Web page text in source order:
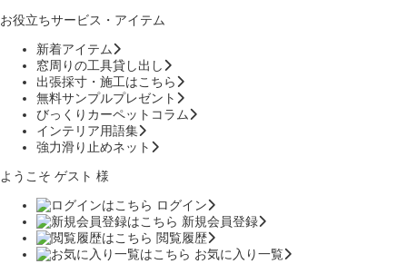
お役立ちサービス・アイテム
新着アイテム
窓周りの工具貸し出し
出張採寸・施工はこちら
無料サンプルプレゼント
びっくりカーペットコラム
インテリア用語集
強力滑り止めネット
ようこそ ゲスト 様
ログイン
新規会員登録
閲覧履歴
お気に入り一覧